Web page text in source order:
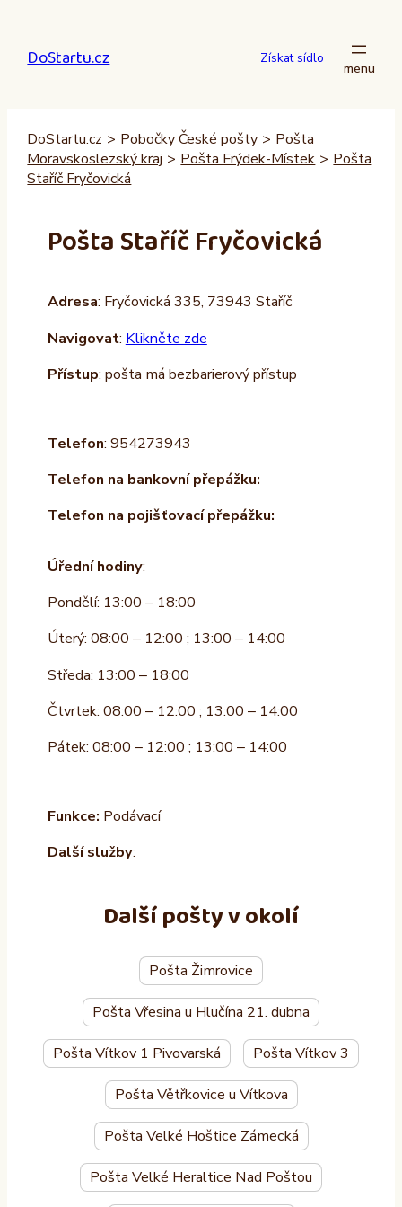
obsah
DoStartu.cz Získat sídlo
DoStartu.cz > Pobočky České pošty > Pošta
Moravskoslezský kraj > Pošta Frýdek-Místek > Pošta
Staříč Fryčovická
Pošta Staříč Fryčovická
Adresa: Fryčovická 335, 73943 Staříč
Navigovat: Klikněte zde
Přístup: pošta má bezbarierový přístup
Telefon: 954273943
Telefon na bankovní přepážku:
Telefon na pojišťovací přepážku:
Úřední hodiny:
Pondělí: 13:00 – 18:00
Úterý: 08:00 – 12:00 ; 13:00 – 14:00
Středa: 13:00 – 18:00
Čtvrtek: 08:00 – 12:00 ; 13:00 – 14:00
Pátek: 08:00 – 12:00 ; 13:00 – 14:00
Funkce: Podávací
Další služby:
Další pošty v okolí
Pošta Žimrovice
Pošta Vřesina u Hlučína 21. dubna
Pošta Vítkov 1 Pivovarská Pošta Vítkov 3
Pošta Větřkovice u Vítkova
Pošta Velké Hoštice Zámecká
Pošta Velké Heraltice Nad Poštou